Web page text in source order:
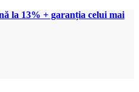
la 13% + garanția celui mai